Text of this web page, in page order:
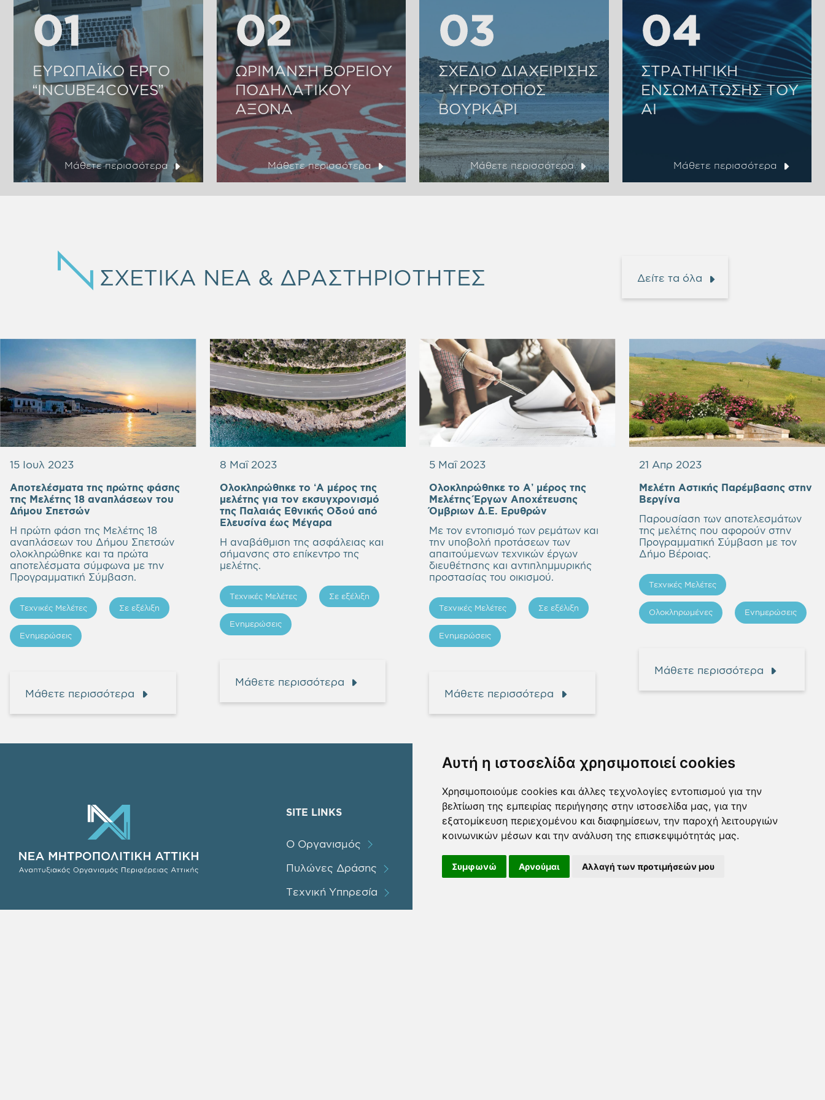
Αυτή η ιστοσελίδα χρησιμοποιεί cookies
Χρησιμοποιούμε cookies και άλλες τεχνολογίες εντοπισμού για την
βελτίωση της εμπειρίας περιήγησης στην ιστοσελίδα μας, για την
εξατομίκευση περιεχομένου και διαφημίσεων, την παροχή λειτουργιών
κοινωνικών μέσων και την ανάλυση της επισκεψιμότητάς μας.
Συμφωνώ Αρνούμαι Αλλαγή των προτιμήσεών μου
01
01
ΕΥΡΩΠΑΪΚΟ ΕΡΓΟ
“INCUBE4COVES”
Μάθετε περισσότερα
02
02
ΩΡΙΜΑΝΣΗ ΒΟΡΕΙΟΥ
ΠΟΔΗΛΑΤΙΚΟΥ
ΑΞΟΝΑ
Μάθετε περισσότερα
03
03
ΣΧΕΔΙΟ ΔΙΑΧΕΙΡΙΣΗΣ
- ΥΓΡΟΤΟΠΟΣ
ΒΟΥΡΚΑΡΙ
Μάθετε περισσότερα
04
04
ΣΤΡΑΤΗΓΙΚΗ
ΕΝΣΩΜΑΤΩΣΗΣ ΤΟΥ
ΑΙ
Μάθετε περισσότερα
ΣΧΕΤΙΚΑ ΝΕΑ & ΔΡΑΣΤΗΡΙΟΤΗΤΕΣ Δείτε τα όλα
15 Ιουλ 2023
Αποτελέσματα της πρώτης φάσης
της Μελέτης 18 αναπλάσεων του
Δήμου Σπετσών
Η πρώτη φάση της Μελέτης 18
αναπλάσεων του Δήμου Σπετσών
ολοκληρώθηκε και τα πρώτα
αποτελέσματα σύμφωνα με την
Προγραμματική Σύμβαση.
Τεχνικές Μελέτες Σε εξέλιξη
Ενημερώσεις
Μάθετε περισσότερα
8 Μαΐ 2023
Ολοκληρώθηκε το ‘A μέρος της
μελέτης για τον εκσυγχρονισμό
της Παλαιάς Εθνικής Οδού από
Ελευσίνα έως Μέγαρα
Η αναβάθμιση της ασφάλειας και
σήμανσης στο επίκεντρο της
μελέτης.
Τεχνικές Μελέτες Σε εξέλιξη
Ενημερώσεις
Μάθετε περισσότερα
5 Μαΐ 2023
Ολοκληρώθηκε το Α’ μέρος της
Μελέτης Έργων Αποχέτευσης
Όμβριων Δ.Ε. Ερυθρών
Με τον εντοπισμό των ρεμάτων και
την υποβολή προτάσεων των
απαιτούμενων τεχνικών έργων
διευθέτησης και αντιπλημμυρικής
προστασίας του οικισμού.
Τεχνικές Μελέτες Σε εξέλιξη
Ενημερώσεις
Μάθετε περισσότερα
21 Απρ 2023
Μελέτη Αστικής Παρέμβασης στην
Βεργίνα
Παρουσίαση των αποτελεσμάτων
της μελέτης που αφορούν στην
Προγραμματική Σύμβαση με τον
Δήμο Βέροιας.
Τεχνικές Μελέτες
Ολοκληρωμένες Ενημερώσεις
Μάθετε περισσότερα
SITE LINKS
Ο Οργανισμός
Πυλώνες Δράσης
Τεχνική Υπηρεσία
ΜΕΤΟΧΟΙ